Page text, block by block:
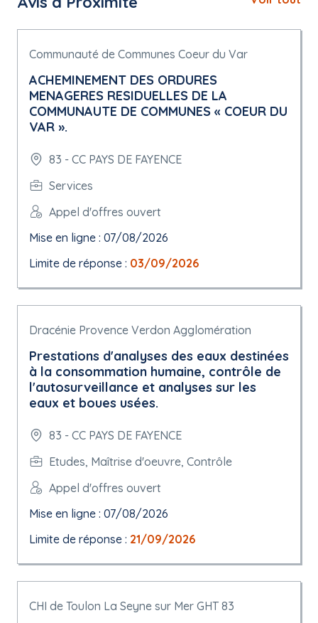
Communauté de Communes Coeur du Var
ACHEMINEMENT DES ORDURES
MENAGERES RESIDUELLES DE LA
COMMUNAUTE DE COMMUNES « COEUR DU
VAR ».
83 - CC PAYS DE FAYENCE
Services
Appel d'offres ouvert
Mise en ligne : 07/08/2026
Limite de réponse : 03/09/2026
Dracénie Provence Verdon Agglomération
Prestations d'analyses des eaux destinées
à la consommation humaine, contrôle de
l'autosurveillance et analyses sur les
eaux et boues usées.
83 - CC PAYS DE FAYENCE
Etudes, Maîtrise d'oeuvre, Contrôle
Appel d'offres ouvert
Mise en ligne : 07/08/2026
Limite de réponse : 21/09/2026
CHI de Toulon La Seyne sur Mer GHT 83